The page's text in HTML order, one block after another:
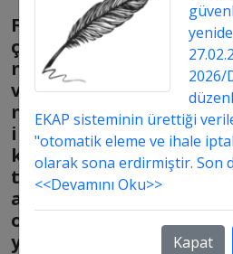
Farklı
çeşitlerde
mal
ve
malzeme
ihalesini
kısmi
teklife
açık
olarak
yapmak
2026/
EKAP sisteminin ürettiği
"otomatik eleme ve ihale
olarak sona erdirmiştir. Son
<<Devamını Oku>>
Kapat